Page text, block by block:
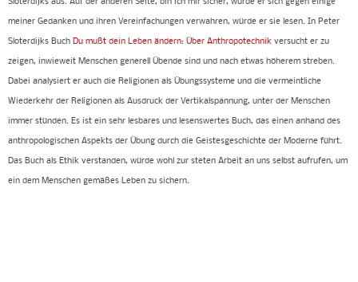
Sloterdijks aus. Auf der anderen Seite, bin ich mir sicher, würde er sich gegen einige
meiner Gedanken und ihren Vereinfachungen verwahren, würde er sie lesen. In Peter
Sloterdijks Buch Du mußt dein Leben ändern: Über Anthropotechnik versucht er zu
zeigen, inwieweit Menschen generell Übende sind und nach etwas höherem streben.
Dabei analysiert er auch die Religionen als Übungssysteme und die vermeintliche
Wiederkehr der Religionen als Ausdruck der Vertikalspannung, unter der Menschen
immer stünden. Es ist ein sehr lesbares und lesenswertes Buch, das einen anhand des
anthropologischen Aspekts der Übung durch die Geistesgeschichte der Moderne führt.
Das Buch als Ethik verstanden, würde wohl zur steten Arbeit an uns selbst aufrufen, um
ein dem Menschen gemäßes Leben zu sichern.